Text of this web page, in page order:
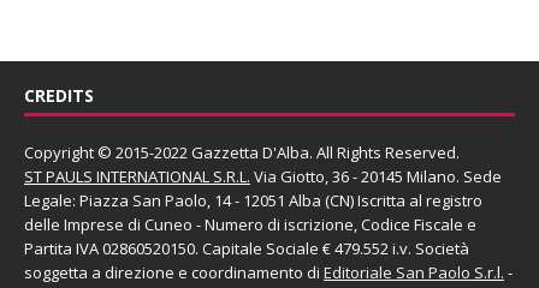
CREDITS
Copyright © 2015-2022 Gazzetta D'Alba. All Rights Reserved.
ST PAULS INTERNATIONAL S.R.L. Via Giotto, 36 - 20145 Milano. Sede
Legale: Piazza San Paolo, 14 - 12051 Alba (CN) Iscritta al registro
delle Imprese di Cuneo - Numero di iscrizione, Codice Fiscale e
Partita IVA 02860520150. Capitale Sociale € 479.552 i.v. Società
soggetta a direzione e coordinamento di Editoriale San Paolo S.r.l. -